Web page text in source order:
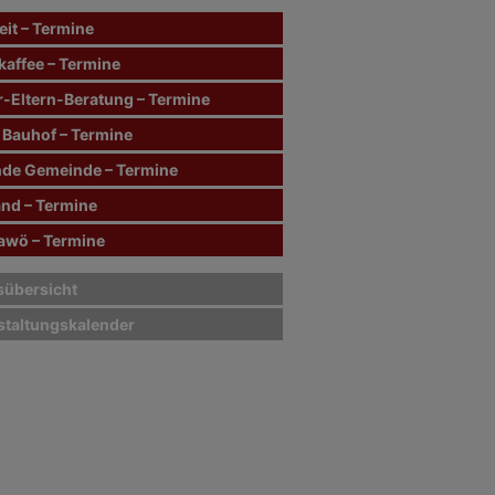
– Termine
– Termine
Eltern-Beratung – Termine
– Termine
Gemeinde – Termine
– Termine
– Termine